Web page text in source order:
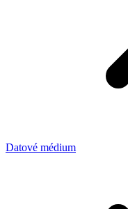
Datové médium